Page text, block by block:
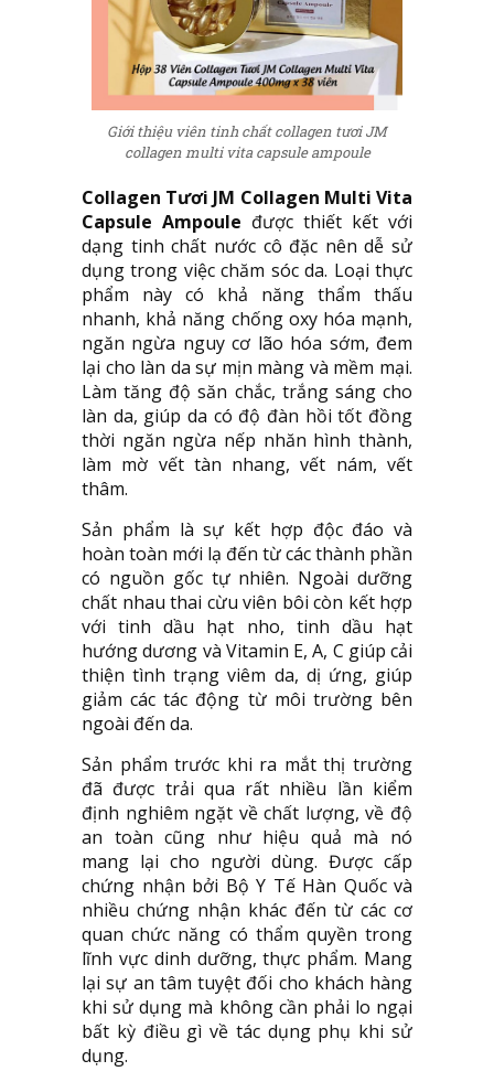
Giới thiệu viên tinh chất collagen tươi JM
collagen multi vita capsule ampoule
Collagen Tươi JM Collagen Multi Vita
Capsule Ampoule được thiết kết với
dạng tinh chất nước cô đặc nên dễ sử
dụng trong việc chăm sóc da. Loại thực
phẩm này có khả năng thẩm thấu
nhanh, khả năng chống oxy hóa mạnh,
ngăn ngừa nguy cơ lão hóa sớm, đem
lại cho làn da sự mịn màng và mềm mại.
Làm tăng độ săn chắc, trắng sáng cho
làn da, giúp da có độ đàn hồi tốt đồng
thời ngăn ngừa nếp nhăn hình thành,
làm mờ vết tàn nhang, vết nám, vết
thâm.
Sản phẩm là sự kết hợp độc đáo và
hoàn toàn mới lạ đến từ các thành phần
có nguồn gốc tự nhiên. Ngoài dưỡng
chất nhau thai cừu viên bôi còn kết hợp
với tinh dầu hạt nho, tinh dầu hạt
hướng dương và Vitamin E, A, C giúp cải
thiện tình trạng viêm da, dị ứng, giúp
giảm các tác động từ môi trường bên
ngoài đến da.
Sản phẩm trước khi ra mắt thị trường
đã được trải qua rất nhiều lần kiểm
định nghiêm ngặt về chất lượng, về độ
an toàn cũng như hiệu quả mà nó
mang lại cho người dùng. Được cấp
chứng nhận bởi Bộ Y Tế Hàn Quốc và
nhiều chứng nhận khác đến từ các cơ
quan chức năng có thẩm quyền trong
lĩnh vực dinh dưỡng, thực phẩm. Mang
lại sự an tâm tuyệt đối cho khách hàng
khi sử dụng mà không cần phải lo ngại
bất kỳ điều gì về tác dụng phụ khi sử
dụng.